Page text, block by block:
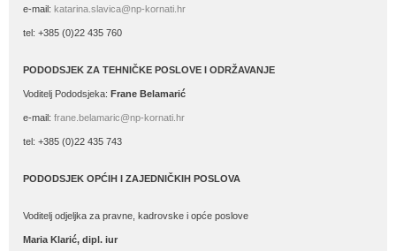
e-mail: katarina.slavica@np-kornati.hr
tel: +385 (0)22 435 760
PODODSJEK ZA TEHNIČKE POSLOVE I ODRŽAVANJE
Voditelj Pododsjeka: Frane Belamarić
e-mail: frane.belamaric@np-kornati.hr
tel: +385 (0)22 435 743
PODODSJEK OPĆIH I ZAJEDNIČKIH POSLOVA
Voditelj odjeljka za pravne, kadrovske i opće poslove
Maria Klarić, dipl. iur